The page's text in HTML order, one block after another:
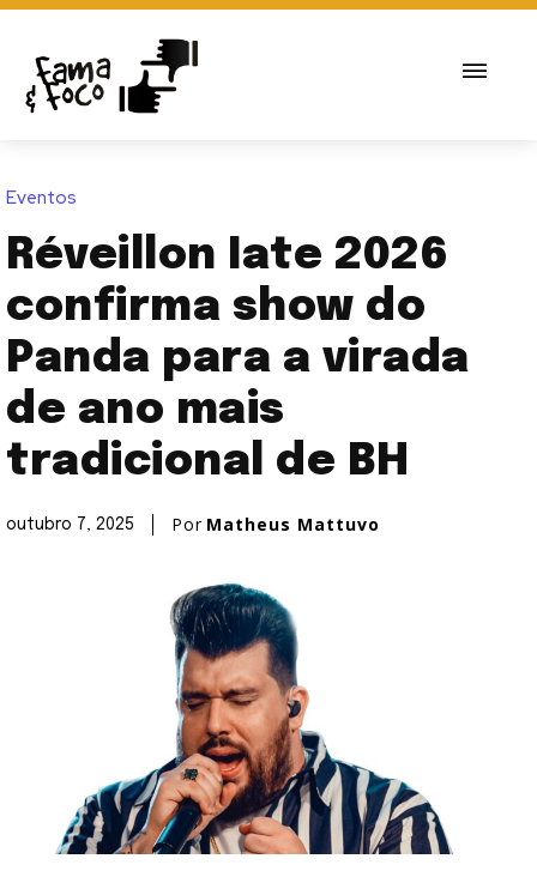
Eventos
Réveillon Iate 2026
confirma show do
Panda para a virada
de ano mais
tradicional de BH
outubro 7, 2025 Por Matheus Mattuvo